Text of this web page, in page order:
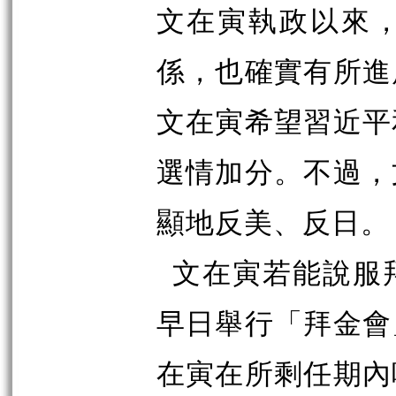
文在寅執政以來
係，也確實有所
文在寅希望習近
選情加分。不過
顯地反美、反日。
文在寅若能說服
早日舉行「拜金
在寅在所剩任期